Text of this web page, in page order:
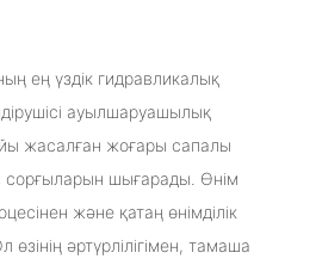
ең үздік гидравликалық
ауылшаруашылық
жасалған жоғары сапалы
сорғыларын шығарады. Өнім
және қатаң өнімділік
әртүрлілігімен, тамаша